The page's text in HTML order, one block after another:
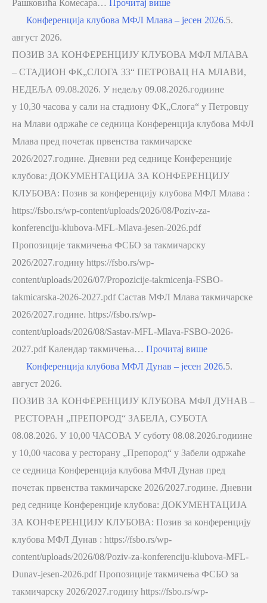
Рашковића Комесара…
Прочитај више
Конференција клубова МФЛ Млава – јесен 2026.5.
август 2026.
ПОЗИВ ЗА КОНФЕРЕНЦИЈУ КЛУБОВА МФЛ МЛАВА
– СТАДИОН ФК„СЛОГА 33“ ПЕТРОВАЦ НА МЛАВИ,
НЕДЕЉА 09.08.2026. У недељу 09.08.2026.годиине
у 10,30 часова у сали на стадиону ФК„Слога“ у Петровцу
на Млави одржаће се седница Конференција клубова МФЛ
Млава пред почетак првенства такмичарске
2026/2027.године. Дневни ред седнице Конференције
клубова: ДОКУМЕНТАЦИЈА ЗА КОНФЕРЕНЦИЈУ
КЛУБОВА: Позив за конференцију клубова МФЛ Млава :
https://fsbo.rs/wp-content/uploads/2026/08/Poziv-za-
konferenciju-klubova-MFL-Mlava-jesen-2026.pdf
Пропозиције такмичења ФСБО за такмичарску
2026/2027.годину https://fsbo.rs/wp-
content/uploads/2026/07/Propozicije-takmicenja-FSBO-
takmicarska-2026-2027.pdf Састав МФЛ Млава такмичарске
2026/2027.године. https://fsbo.rs/wp-
content/uploads/2026/08/Sastav-MFL-Mlava-FSBO-2026-
2027.pdf Календар такмичења… Прочитај више
Конференција клубова МФЛ Дунав – јесен 2026.5.
август 2026.
ПОЗИВ ЗА КОНФЕРЕНЦИЈУ КЛУБОВА МФЛ ДУНАВ –
РЕСТОРАН „ПРЕПОРОД“ ЗАБЕЛА, СУБОТА
08.08.2026. У 10,00 ЧАСОВА У суботу 08.08.2026.годиине
у 10,00 часова у ресторану „Препород“ у Забели одржаће
се седница Конференција клубова МФЛ Дунав пред
почетак првенства такмичарске 2026/2027.године. Дневни
ред седнице Конференције клубова: ДОКУМЕНТАЦИЈА
ЗА КОНФЕРЕНЦИЈУ КЛУБОВА: Позив за конференцију
клубова МФЛ Дунав : https://fsbo.rs/wp-
content/uploads/2026/08/Poziv-za-konferenciju-klubova-MFL-
Dunav-jesen-2026.pdf Пропозиције такмичења ФСБО за
такмичарску 2026/2027.годину https://fsbo.rs/wp-